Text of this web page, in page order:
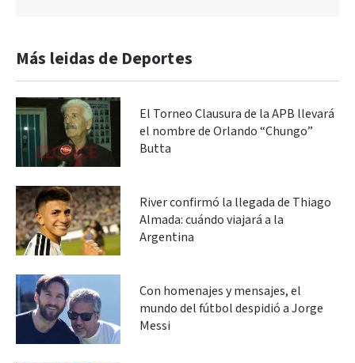
Más leidas de Deportes
El Torneo Clausura de la APB llevará
el nombre de Orlando “Chungo”
Butta
River confirmó la llegada de Thiago
Almada: cuándo viajará a la
Argentina
Con homenajes y mensajes, el
mundo del fútbol despidió a Jorge
Messi